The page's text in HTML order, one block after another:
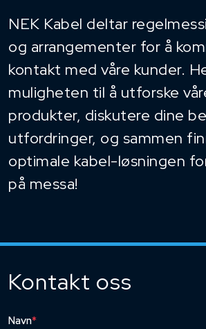
NEK Kabel deltar
og arrangementer for å
kontakt med våre kunder.
muligheten til å utforske
produkter, diskutere dine
utfordringer, og sammen
optimale kabel-løsningen
på messa!
Kontakt oss
Navn*